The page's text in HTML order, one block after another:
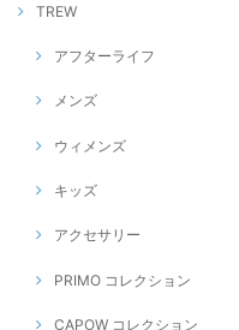
TREW
アフターライフ
メンズ
ウィメンズ
キッズ
アクセサリー
PRIMO コレクション
CAPOW コレクション